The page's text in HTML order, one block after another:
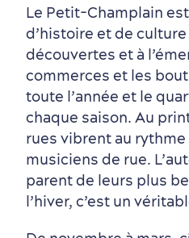
Le Petit-Champlain
d’histoire et de
découvertes et à
commerces et les
toute l’année et le
chaque saison. Au
rues vibrent au
musiciens de rue.
parent de leurs plus
l’hiver, c’est un